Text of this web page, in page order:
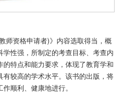
师资格申请者)》内容选取得当，概
性强，所制定的考查目标、考查内
特点和能力要求，体现了教育学和
较高的学术水平。该书的出版，将
顺利、健康地进行。